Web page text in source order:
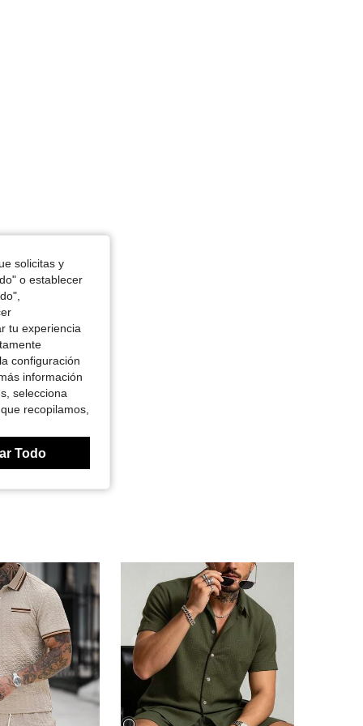
in, Color: Verde militar, Talla: M
solicitas y
o establecer
tu experiencia
configuración
información
selecciona
recopilamos,
Todo